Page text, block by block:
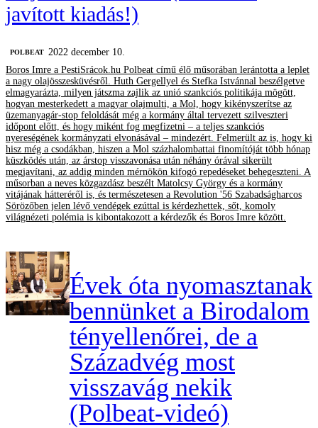
javított kiadás!)
‎POLBEAT
2022 december 10.
Boros Imre a PestiSrácok.hu Polbeat című élő műsorában lerántotta a leplet
a nagy olajösszesküvésről. Huth Gergellyel és Stefka Istvánnal beszélgetve
elmagyarázta, milyen játszma zajlik az unió szankciós politikája mögött,
hogyan mesterkedett a magyar olajmulti, a Mol, hogy kikényszerítse az
üzemanyagár-stop feloldását még a kormány által tervezett szilveszteri
időpont előtt, és hogy miként fog megfizetni – a teljes szankciós
nyereségének kormányzati elvonásával – mindezért. Felmerült az is, hogy ki
hisz még a csodákban, hiszen a Mol százhalombattai finomítóját több hónap
küszködés után, az árstop visszavonása után néhány órával sikerült
megjavítani, az addig minden mérnökön kifogó repedéseket behegeszteni. A
műsorban a neves közgazdász beszélt Matolcsy György és a kormány
vitájának hátteréről is, és természetesen a Revolution '56 Szabadságharcos
Sörözőben jelen lévő vendégek ezúttal is kérdezhettek, sőt, komoly
világnézeti polémia is kibontakozott a kérdezők és Boros Imre között.
Évek óta nyomasztanak
bennünket a Birodalom
tényellenőrei, de a
Századvég most
visszavág nekik
(Polbeat-videó)